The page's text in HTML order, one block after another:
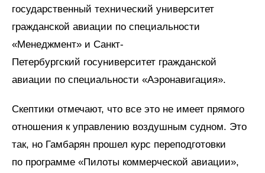
государственный технический университет
гражданской авиации по специальности
«Менеджмент» и Санкт-
Петербургский госуниверситет гражданской
авиации по специальности «Аэронавигация».
Скептики отмечают, что все это не имеет прямого
отношения к управлению воздушным судном. Это
так, но Гамбарян прошел курс переподготовки
по программе «Пилоты коммерческой авиации»,